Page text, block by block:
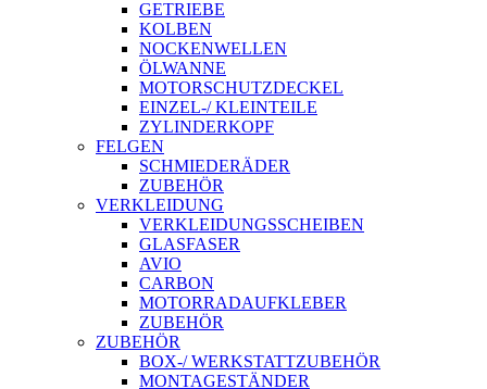
GETRIEBE
KOLBEN
NOCKENWELLEN
ÖLWANNE
MOTORSCHUTZDECKEL
EINZEL-/ KLEINTEILE
ZYLINDERKOPF
FELGEN
SCHMIEDERÄDER
ZUBEHÖR
VERKLEIDUNG
VERKLEIDUNGSSCHEIBEN
GLASFASER
AVIO
CARBON
MOTORRADAUFKLEBER
ZUBEHÖR
ZUBEHÖR
BOX-/ WERKSTATTZUBEHÖR
MONTAGESTÄNDER